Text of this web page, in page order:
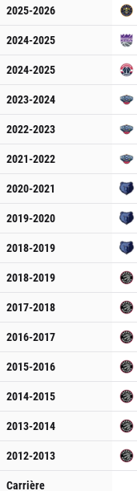
2025-2026
2024-2025
2024-2025
2023-2024
2022-2023
2021-2022
2020-2021
2019-2020
2018-2019
2018-2019
2017-2018
2016-2017
2015-2016
2014-2015
2013-2014
2012-2013
Carrière